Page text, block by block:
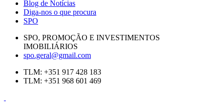
Blog de Notícias
Diga-nos o que procura
SPO
SPO, PROMOÇÃO E INVESTIMENTOS
IMOBILIÁRIOS
spo.geral@gmail.com
TLM: +351 917 428 183
TLM: +351 968 601 469